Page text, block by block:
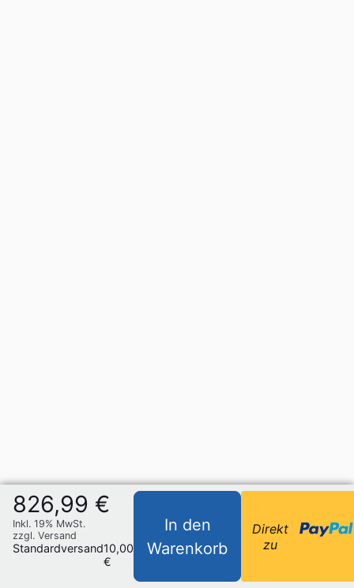
826,99 €
Inkl. 19% MwSt.
zzgl. Versand
Standardversand10,00
€
In den
Warenkorb
Direkt
zu